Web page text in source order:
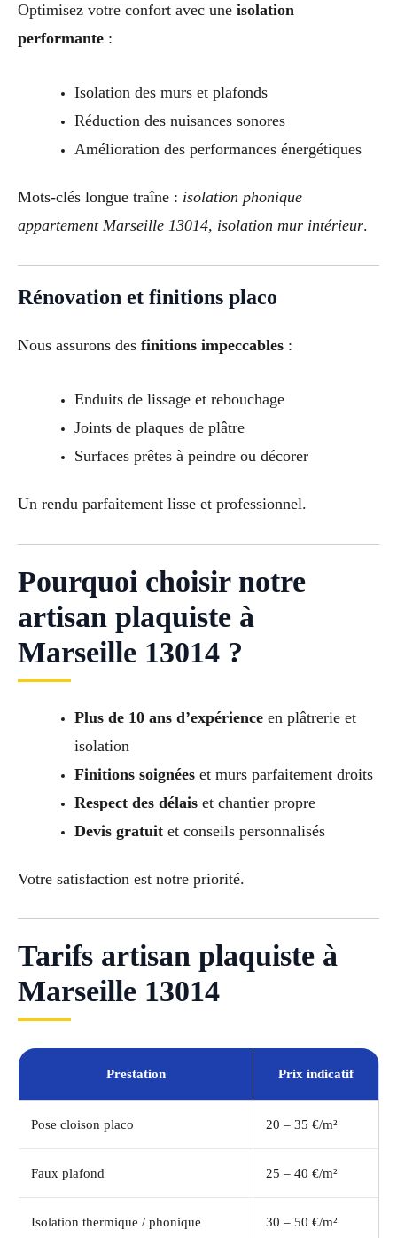
Optimisez votre confort avec une isolation
performante :
Isolation des murs et plafonds
Réduction des nuisances sonores
Amélioration des performances énergétiques
Mots-clés longue traîne : isolation phonique
appartement Marseille 13014, isolation mur intérieur.
Rénovation et finitions placo
Nous assurons des finitions impeccables :
Enduits de lissage et rebouchage
Joints de plaques de plâtre
Surfaces prêtes à peindre ou décorer
Un rendu parfaitement lisse et professionnel.
Pourquoi choisir notre
artisan plaquiste à
Marseille 13014 ?
Plus de 10 ans d’expérienceen plâtrerie et
isolation
Finitions soignéeset murs parfaitement droits
Respect des délaiset chantier propre
Devis gratuitet conseils personnalisés
Votre satisfaction est notre priorité.
Tarifs artisan plaquiste à
Marseille 13014
Prestation Prix indicatif
Pose cloison placo 20 – 35 €/m²
Faux plafond 25 – 40 €/m²
Isolation thermique / phonique 30 – 50 €/m²